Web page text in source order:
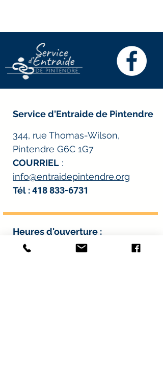
Service d'Entraide de Pintendre
344, rue Thomas-Wilson,
Pintendre G6C 1G7
COURRIEL :
info@entraidepintendre.org
Tél :418 833-6731
Heures d'ouverture :
*À l’exception des journées de distribution
alimentaire.